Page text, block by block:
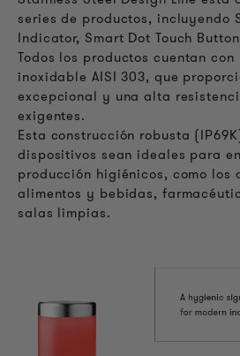
series de productos, incluyendo
Indicator, Smart Dot Touch
Todos los productos cuentan
inoxidable AISI 303, que
excepcional y una alta
exigentes.
Esta construcción robusta
dispositivos sean ideales para
producción higiénicos, como los
alimentos y bebidas,
salas limpias.